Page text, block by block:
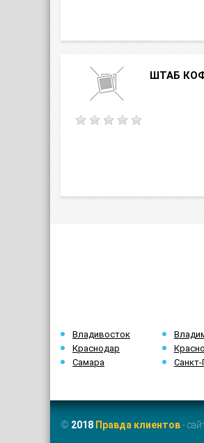
ШТАБ
Владивосток
Краснодар
Самара
Санкт-
© 2018 Правда клиентов-